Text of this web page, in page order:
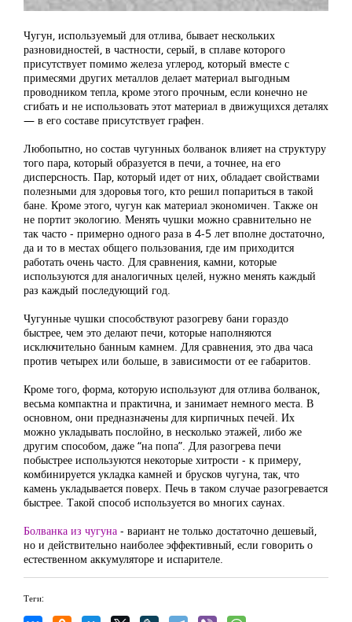
Чугун, используемый для отлива, бывает нескольких
разновидностей, в частности, серый, в сплаве которого
присутствует помимо железа углерод, который вместе с
примесями других металлов делает материал выгодным
проводником тепла, кроме этого прочным, если конечно не
сгибать и не использовать этот материал в движущихся деталях
— в его составе присутствует графен.
Любопытно, но состав чугунных болванок влияет на структуру
того пара, который образуется в печи, а точнее, на его
дисперсность. Пар, который идет от них, обладает свойствами
полезными для здоровья того, кто решил попариться в такой
бане. Кроме этого, чугун как материал экономичен. Также он
не портит экологию. Менять чушки можно сравнительно не
так часто - примерно одного раза в 4-5 лет вполне достаточно,
да и то в местах общего пользования, где им приходится
работать очень часто. Для сравнения, камни, которые
используются для аналогичных целей, нужно менять каждый
раз каждый последующий год.
Чугунные чушки способствуют разогреву бани гораздо
быстрее, чем это делают печи, которые наполняются
исключительно банным камнем. Для сравнения, это два часа
против четырех или больше, в зависимости от ее габаритов.
Кроме того, форма, которую используют для отлива болванок,
весьма компактна и практична, и занимает немного места. В
основном, они предназначены для кирпичных печей. Их
можно укладывать послойно, в несколько этажей, либо же
другим способом, даже “на попа”. Для разогрева печи
побыстрее используются некоторые хитрости - к примеру,
комбинируется укладка камней и брусков чугуна, так, что
камень укладывается поверх. Печь в таком случае разогревается
быстрее. Такой способ используется во многих саунах.
Болванка из чугуна - вариант не только достаточно дешевый,
но и действительно наиболее эффективный, если говорить о
естественном аккумуляторе и испарителе.
Теги: